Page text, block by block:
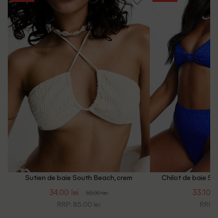
Sutien de baie South Beach, crem
34.00 lei 58.00 lei
RRP: 85.00 lei
Chilot de baie
33.10
RRP: